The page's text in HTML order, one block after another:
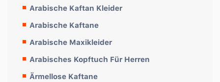
Arabische Kaftan Kleider
Arabische Kaftane
Arabische Maxikleider
Arabisches Kopftuch Für Herren
Ärmellose Kaftane